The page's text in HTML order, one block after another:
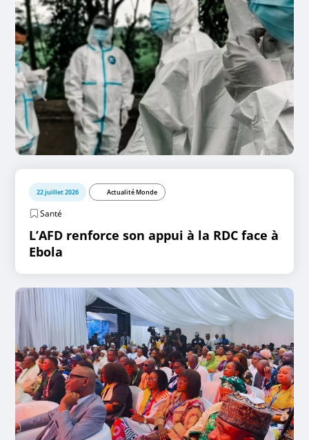
22 juillet 2026 Actualité Monde
Santé
L’AFD renforce son appui à la RDC face à
Ebola